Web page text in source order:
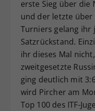
erste Sieg über die
und der letzte über
Turniers gelang ihr
Satzrückstand.
ihr dieses Mal
zweitgesetzte
ging deutlich mit
wird Pircher am
Top 100 des ITF-